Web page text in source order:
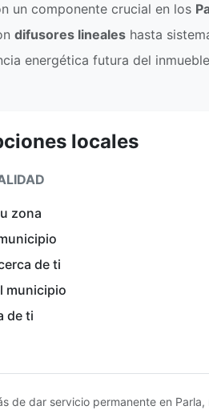
un componente crucial en los
difusores lineales hasta
energética futura del
locales
zona
de ti
municipio
de ti
de dar servicio permanente en